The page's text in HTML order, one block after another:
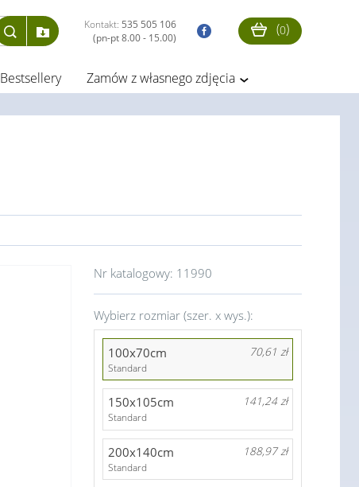
Kontakt: 535 505 106
(pn-pt 8.00 - 15.00)
(0)
Bestsellery Zamów z własnego zdjęcia
Nr katalogowy: 11990
Wybierz rozmiar (szer. x wys.):
100x70cm 70,61 zł
Standard
150x105cm 141,24 zł
Standard
200x140cm 188,97 zł
Standard